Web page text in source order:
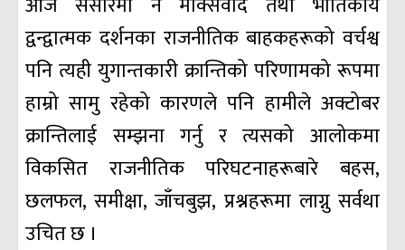
द्वन्द्वात्मक दर्शनका राजनीतिक बाहकहरूको वर्चश्व
पनि त्यही युगान्तकारी क्रान्तिको परिणामको रूपमा
हाम्रो सामु रहेको कारणले पनि हामीले अक्टोबर
क्रान्तिलाई सम्झना गर्नु र त्यसको आलोकमा
विकसित राजनीतिक परिघटनाहरूबारे बहस,
छलफल, समीक्षा, जाँचबुझ, प्रश्नहरूमा लाग्नु सर्वथा
उचित छ ।